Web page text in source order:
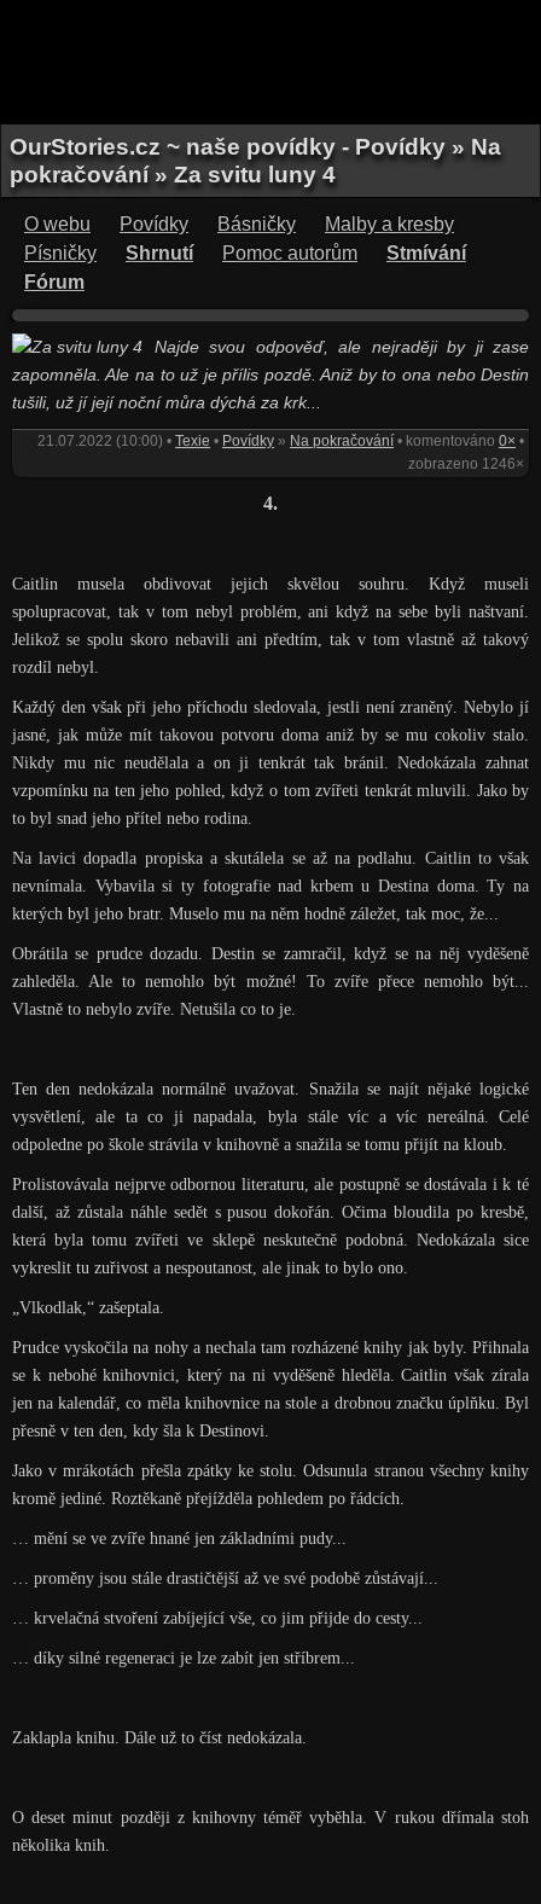
OurStories.cz ~ naše povídky - Povídky » Na
pokračování » Za svitu luny 4
O webu Povídky Básničky
Malby a kresby
Písničky
Shrnutí Pomoc autorům
Stmívání
Fórum
Najde svou odpověď, ale nejraději by ji zase
zapomněla. Ale na to už je přílis pozdě. Aniž by to ona nebo Destin
tušili, už jí její noční můra dýchá za krk...
21.07.2022 (10:00) •Texie • Povídky » Na pokračování • komentováno0× •
zobrazeno 1246×
4.
Caitlin musela obdivovat jejich skvělou souhru. Když museli
spolupracovat, tak v tom nebyl problém, ani když na sebe byli naštvaní.
Jelikož se spolu skoro nebavili ani předtím, tak v tom vlastně až takový
rozdíl nebyl.
Každý den však při jeho příchodu sledovala, jestli není zraněný. Nebylo jí
jasné, jak může mít takovou potvoru doma aniž by se mu cokoliv stalo.
Nikdy mu nic neudělala a on ji tenkrát tak bránil. Nedokázala zahnat
vzpomínku na ten jeho pohled, když o tom zvířeti tenkrát mluvili. Jako by
to byl snad jeho přítel nebo rodina.
Na lavici dopadla propiska a skutálela se až na podlahu. Caitlin to však
nevnímala. Vybavila si ty fotografie nad krbem u Destina doma. Ty na
kterých byl jeho bratr. Muselo mu na něm hodně záležet, tak moc, že...
Obrátila se prudce dozadu. Destin se zamračil, když se na něj vyděšeně
zahleděla. Ale to nemohlo být možné! To zvíře přece nemohlo být...
Vlastně to nebylo zvíře. Netušila co to je.
Ten den nedokázala normálně uvažovat. Snažila se najít nějaké logické
vysvětlení, ale ta co ji napadala, byla stále víc a víc nereálná. Celé
odpoledne po škole strávila v knihovně a snažila se tomu přijít na kloub.
Prolistovávala nejprve odbornou literaturu, ale postupně se dostávala i k té
další, až zůstala náhle sedět s pusou dokořán. Očima bloudila po kresbě,
která byla tomu zvířeti ve sklepě neskutečně podobná. Nedokázala sice
vykreslit tu zuřivost a nespoutanost, ale jinak to bylo ono.
„Vlkodlak,“ zašeptala.
Prudce vyskočila na nohy a nechala tam rozházené knihy jak byly. Přihnala
se k nebohé knihovnici, který na ni vyděšeně hleděla. Caitlin však zírala
jen na kalendář, co měla knihovnice na stole a drobnou značku úplňku. Byl
přesně v ten den, kdy šla k Destinovi.
Jako v mrákotách přešla zpátky ke stolu. Odsunula stranou všechny knihy
kromě jediné. Roztěkaně přejížděla pohledem po řádcích.
… mění se ve zvíře hnané jen základními pudy...
… proměny jsou stále drastičtější až ve své podobě zůstávají...
… krvelačná stvoření zabíjející vše, co jim přijde do cesty...
… díky silné regeneraci je lze zabít jen stříbrem...
Zaklapla knihu. Dále už to číst nedokázala.
O deset minut později z knihovny téměř vyběhla. V rukou dřímala stoh
několika knih.